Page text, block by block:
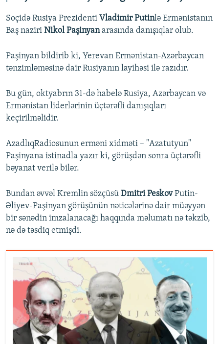
Soçidə Rusiya Prezidenti Vladimir Putinlə Ermənistanın
Baş naziri Nikol Paşinyanarasında danışıqlar olub.
Paşinyan bildirib ki, Yerevan Ermənistan-Azərbaycan
tənzimləməsinə dair Rusiyanın layihəsi ilə razıdır.
Bu gün, oktyabrın 31-də habelə Rusiya, Azərbaycan və
Ermənistan liderlərinin üçtərəfli danışıqları
keçirilməlidir.
AzadlıqRadiosunun erməni xidməti – "Azatutyun"
Paşinyana istinadla yazır ki, görüşdən sonra üçtərəfli
bəyanat verilə bilər.
Bundan əvvəl Kremlin sözçüsü Dmitri PeskovPutin-
Əliyev-Paşinyan görüşünün nəticələrinə dair müəyyən
bir sənədin imzalanacağı haqqında məlumatı nə təkzib,
nə də təsdiq etmişdi.